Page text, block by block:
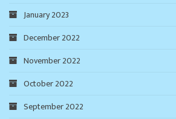
January 2023
December 2022
November 2022
October 2022
September 2022